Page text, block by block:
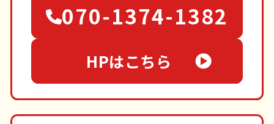
070-1374-1382
HPはこちら